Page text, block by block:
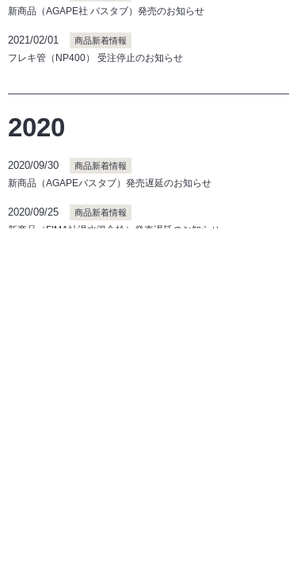
新商品（AGAPE社 バスタブ）発売のお知らせ
2021/02/01 商品新着情報
フレキ管（NP400） 受注停止のお知らせ
2020
2020/09/30 商品新着情報
新商品（AGAPEバスタブ）発売遅延のお知らせ
2020/09/25 商品新着情報
新商品（FIMA社湯水混合栓）発売遅延のお知らせ